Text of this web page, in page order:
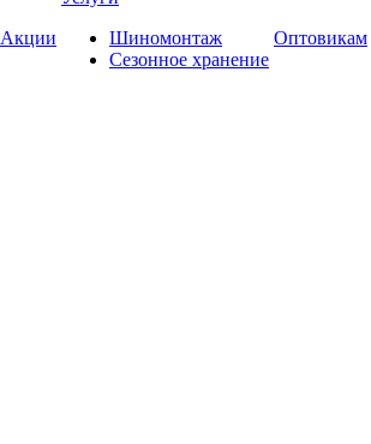
Акции
Шиномонтаж
Сезонное хранение
Оптовикам